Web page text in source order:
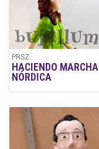
PRSZ
HACIENDO MARCHA
NÓRDICA